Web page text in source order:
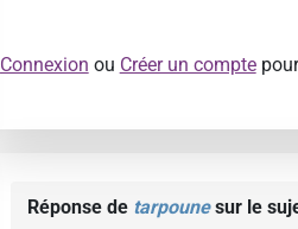
Connexion ou Créer un compte
Réponse de tarpounesur le